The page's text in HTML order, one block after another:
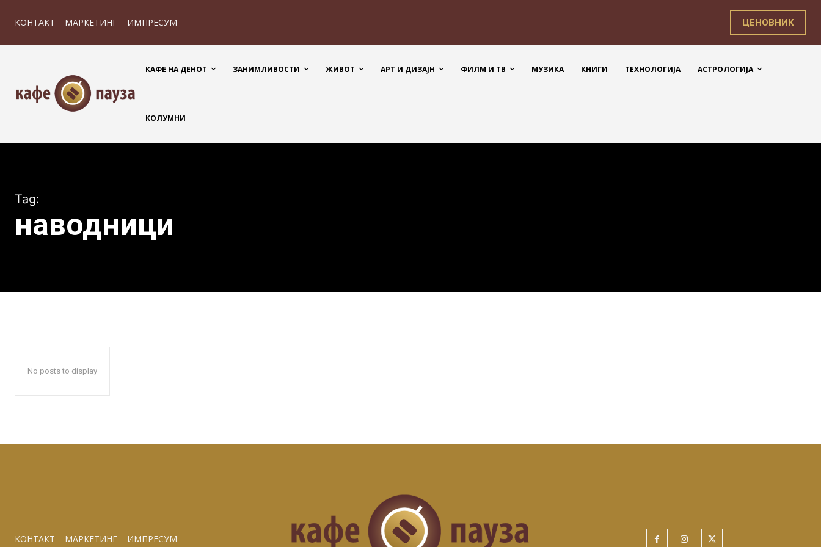
КОНТАКТ МАРКЕТИНГ ИМПРЕСУМ ЦЕНОВНИК
КАФЕ НА ДЕНОТ ЗАНИМЛИВОСТИ ЖИВОТ АРТ И ДИЗАЈН ФИЛМ И ТВ МУЗИКА КНИГИ ТЕХНОЛОГИЈА АСТРОЛОГИЈА
КОЛУМНИ
Tag:
наводници
No posts to display
КОНТАКТ МАРКЕТИНГ ИМПРЕСУМ